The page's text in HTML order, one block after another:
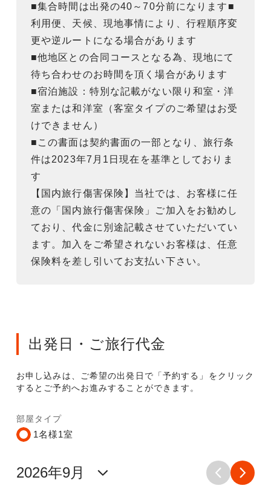
■集合時間は出発の40～70分前になります■
利用便、天候、現地事情により、行程順序変
更や逆ルートになる場合があります
■他地区との合同コースとなる為、現地にて
待ち合わせのお時間を頂く場合があります
■宿泊施設：特別な記載がない限り和室・洋
室または和洋室（客室タイプのご希望はお受
けできません）
■この書面は契約書面の一部となり、旅行条
件は2023年7月1日現在を基準としておりま
す
【国内旅行傷害保険】当社では、お客様に任
意の「国内旅行傷害保険」ご加入をお勧めし
ており、代金に別途記載させていただいてい
ます。加入をご希望されないお客様は、任意
保険料を差し引いてお支払い下さい。
出発日・ご旅行代金
お申し込みは、ご希望の出発日で「予約する」をクリック
するとご予約へお進みすることができます。
部屋タイプ
1名様1室